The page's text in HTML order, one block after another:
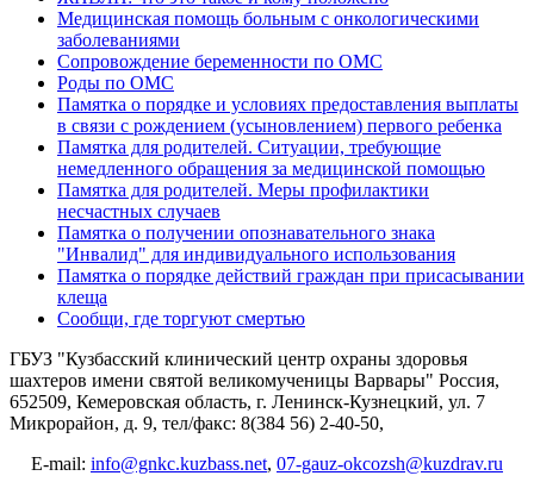
Медицинская помощь больным с онкологическими
заболеваниями
Сопровождение беременности по ОМС
Роды по ОМС
Памятка о порядке и условиях предоставления выплаты
в связи с рождением (усыновлением) первого ребенка
Памятка для родителей. Ситуации, требующие
немедленного обращения за медицинской помощью
Памятка для родителей. Меры профилактики
несчастных случаев
Памятка о получении опознавательного знака
"Инвалид" для индивидуального использования
Памятка о порядке действий граждан при присасывании
клеща
Сообщи, где торгуют смертью
ГБУЗ "Кузбасский клинический центр охраны здоровья
шахтеров имени святой великомученицы Варвары" Россия,
652509, Кемеровская область, г. Ленинск-Кузнецкий, ул. 7
Микрорайон, д. 9, тел/факс: 8(384 56) 2-40-50,
E-mail: info@gnkc.kuzbass.net, 07-gauz-okcozsh@kuzdrav.ru